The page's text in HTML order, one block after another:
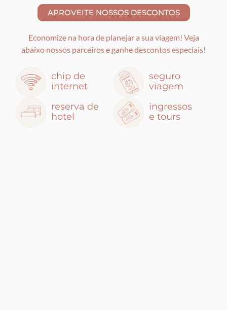
Economize na hora de planejar a sua viagem! Veja
abaixo nossos parceiros e ganhe descontos especiais!
chip de
internet
seguro
viagem
reserva de
hotel
ingressos
e tours